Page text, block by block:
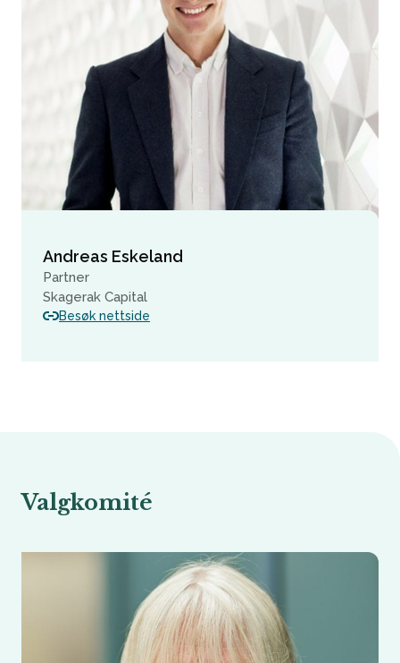
Andreas Eskeland
Partner
Skagerak Capital
Besøk nettside
Valgkomité